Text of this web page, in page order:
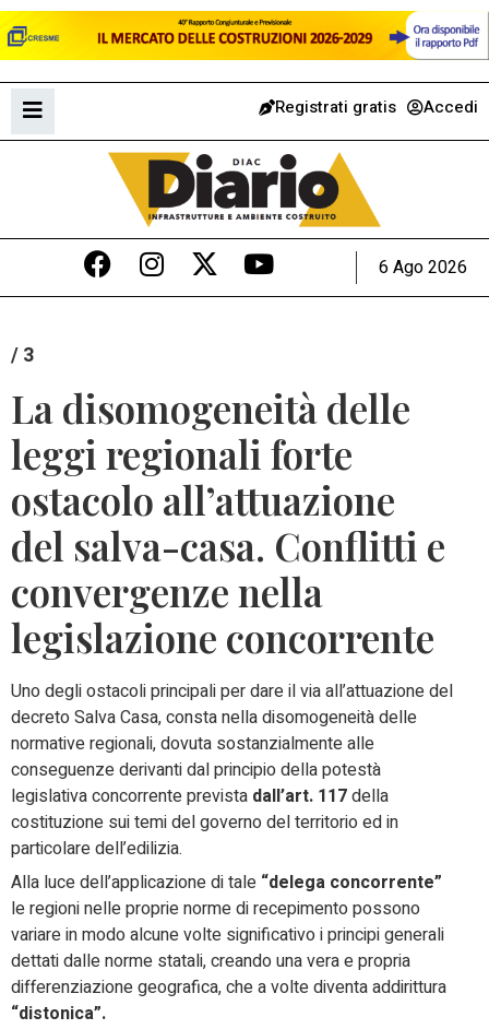
Registrati gratis Accedi
6 Ago 2026
/ 3
La disomogeneità delle
leggi regionali forte
ostacolo all’attuazione
del salva-casa. Conflitti e
convergenze nella
legislazione concorrente
Uno degli ostacoli principali per dare il via all’attuazione del
decreto Salva Casa, consta nella disomogeneità delle
normative regionali, dovuta sostanzialmente alle
conseguenze derivanti dal principio della potestà
legislativa concorrente prevista dall’art. 117della
costituzione sui temi del governo del territorio ed in
particolare dell’edilizia.
Alla luce dell’applicazione di tale “delega concorrente”
le regioni nelle proprie norme di recepimento possono
variare in modo alcune volte significativo i principi generali
dettati dalle norme statali, creando una vera e propria
differenziazione geografica, che a volte diventa addirittura
“distonica”.